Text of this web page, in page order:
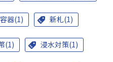
器(1) 新札(1)
(1) 浸水対策(1)